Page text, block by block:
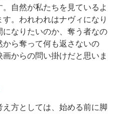
自然が私たちを見ているよ
。われわれはナヴィになり
なりたいのか、奪う者なの
ら奪って何も返さないの
からの問い掛けだと思いま
方としては、始める前に脚